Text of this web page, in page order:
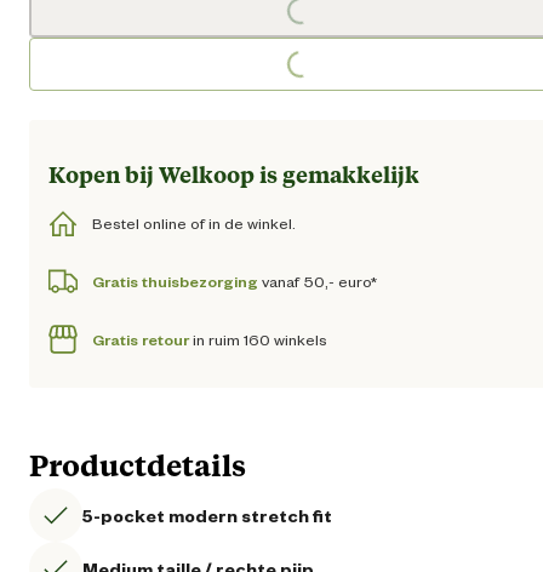
Loading...
Loading...
Kopen bij Welkoop is gemakkelijk
Bestel online of in de winkel.
Gratis thuisbezorging vanaf 50,- euro*
Gratis retourin ruim 160 winkels
Productdetails
5-pocket modern stretch fit